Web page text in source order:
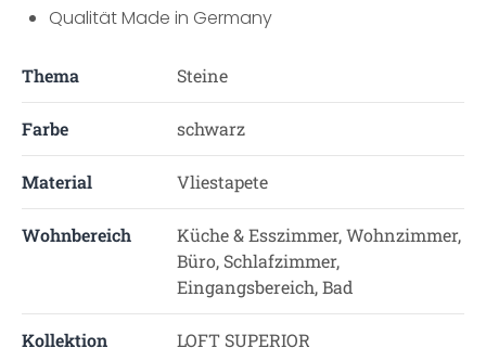
Qualität Made in Germany
Thema Steine
Farbe schwarz
Material Vliestapete
Wohnbereich
Küche & Esszimmer, Wohnzimmer,
Büro, Schlafzimmer,
Eingangsbereich, Bad
Kollektion LOFT SUPERIOR